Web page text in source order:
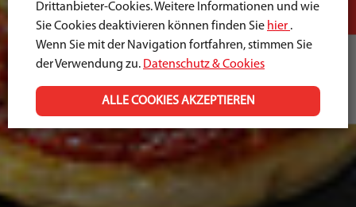
Drittanbieter-Cookies. Weitere Informationen und wie
Sie Cookies deaktivieren können finden Sie hier .
Wenn Sie mit der Navigation fortfahren, stimmen Sie
der Verwendung zu. Datenschutz & Cookies
ALLE COOKIES AKZEPTIEREN